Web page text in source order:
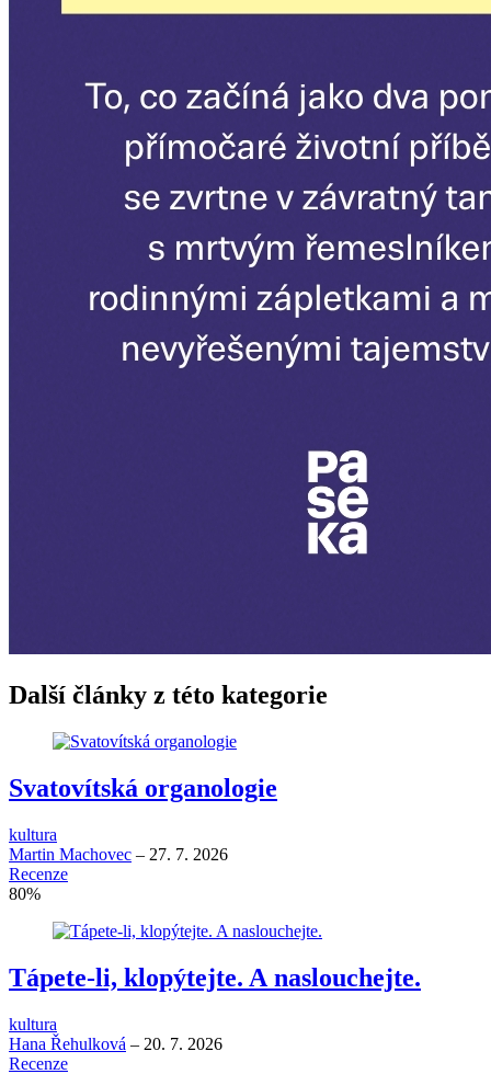
Další články z této kategorie
Svatovítská organologie
kultura
Martin Machovec – 27. 7. 2026
Recenze
80%
Tápete-li, klopýtejte. A naslouchejte.
kultura
Hana Řehulková – 20. 7. 2026
Recenze